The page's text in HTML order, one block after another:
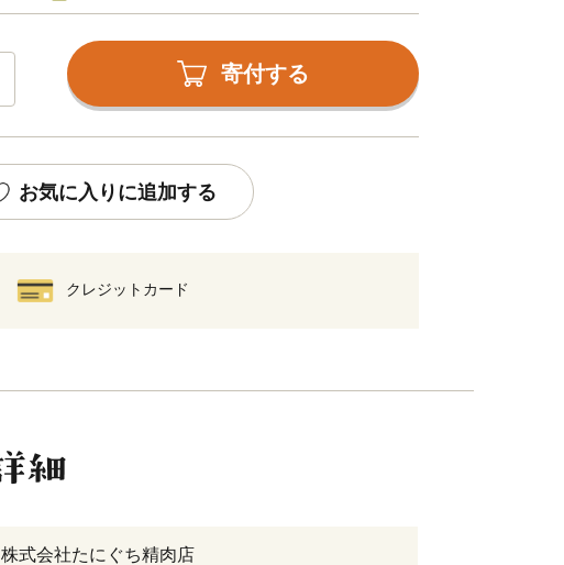
寄付する
お気に入りに追加する
クレジットカード
株式会社たにぐち精肉店